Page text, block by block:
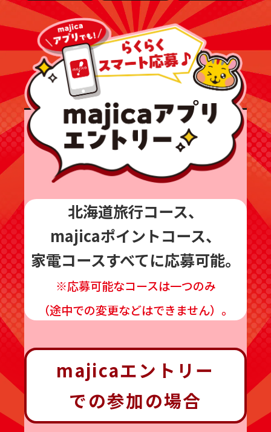
北海道旅行コース、
majicaポイントコース、
家電コースすべてに応募可能。
※応募可能なコースは一つのみ
（途中での変更などはできません）。
majicaエントリー
での参加の場合